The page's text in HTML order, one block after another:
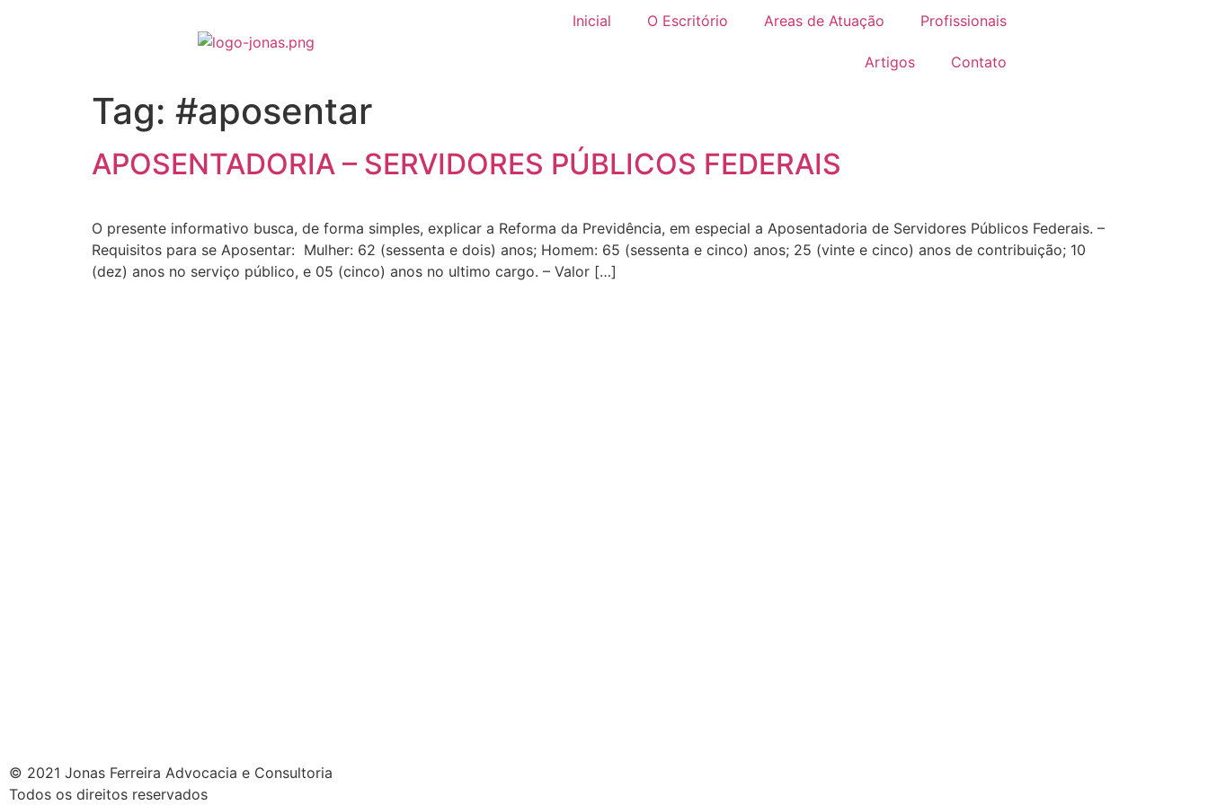
Inicial O Escritório Areas de Atuação Profissionais
Artigos Contato
Tag: #aposentar
APOSENTADORIA – SERVIDORES PÚBLICOS FEDERAIS
O presente informativo busca, de forma simples, explicar a Reforma da Previdência, em especial a Aposentadoria de Servidores Públicos Federais. –
Requisitos para se Aposentar: Mulher: 62 (sessenta e dois) anos; Homem: 65 (sessenta e cinco) anos; 25 (vinte e cinco) anos de contribuição; 10
(dez) anos no serviço público, e 05 (cinco) anos no ultimo cargo. – Valor […]
© 2021 Jonas Ferreira Advocacia e Consultoria
Todos os direitos reservados